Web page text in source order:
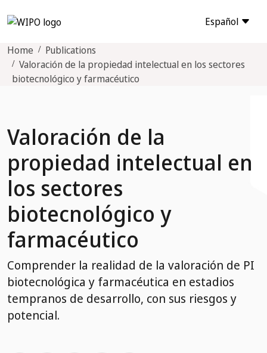
Español
Home
Publications
Valoración de la propiedad intelectual en los sectores
biotecnológico y farmacéutico
Valoración de la
propiedad intelectual en
los sectores
biotecnológico y
farmacéutico
Comprender la realidad de la valoración de PI
biotecnológica y farmacéutica en estadios
tempranos de desarrollo, con sus riesgos y
potencial.